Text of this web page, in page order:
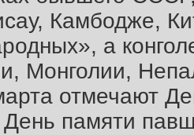
Камбодже,
а
Монголии,
отмечают
День памяти